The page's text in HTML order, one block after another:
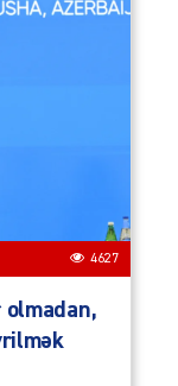
4627
olmadan,